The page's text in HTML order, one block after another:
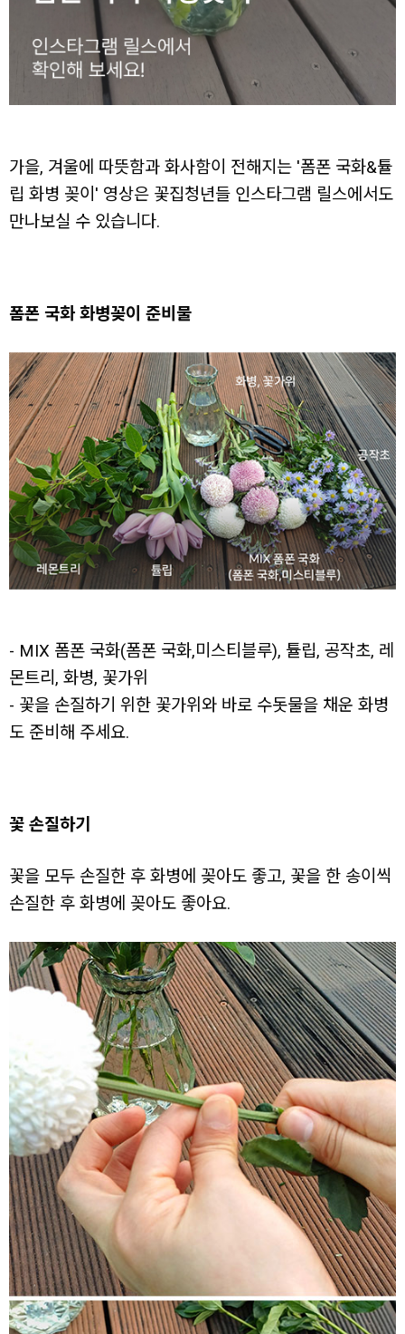
가을, 겨울에 따뜻함과 화사함이 전해지는 '폼폰 국화&튤
립 화병 꽂이' 영상은 꽃집청년들 인스타그램 릴스에서도
만나보실 수 있습니다.
폼폰 국화 화병꽂이 준비물
- MIX 폼폰 국화(폼폰 국화,미스티블루), 튤립, 공작초, 레
몬트리, 화병, 꽃가위
- 꽃을 손질하기 위한 꽃가위와 바로 수돗물을 채운 화병
도 준비해 주세요.
꽃 손질하기
꽃을 모두 손질한 후 화병에 꽂아도 좋고, 꽃을 한 송이씩
손질한 후 화병에 꽂아도 좋아요.